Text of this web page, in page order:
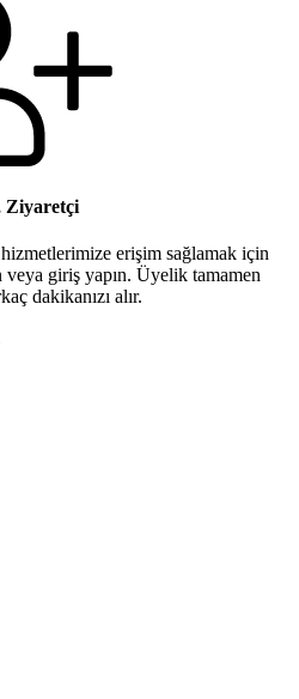
Ziyaretçi
erişim sağlamak için
giriş yapın. Üyelik tamamen
dakikanızı alır.